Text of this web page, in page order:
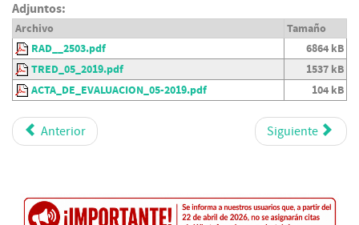
Adjuntos:
Archivo
Tamaño
RAD__2503.pdf
6864 kB
TRED_05_2019.pdf
1537 kB
ACTA_DE_EVALUACION_05-2019.pdf
104 kB
Anterior Siguiente